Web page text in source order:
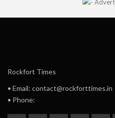
Rockfort Times
• Email: contact@rockforttimes.in
• Phone: